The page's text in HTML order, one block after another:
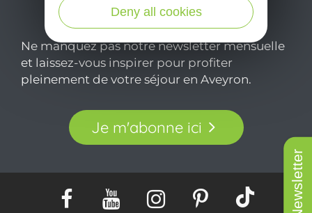
Newsletter
Ne manquez pas notre newsletter mensuelle
et laissez-vous inspirer pour profiter
pleinement de votre séjour en Aveyron.
Je m'abonne ici
Deny all cookies